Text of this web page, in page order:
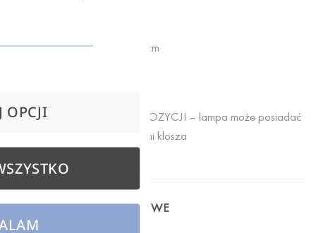
Maksymalna wysokość: 180 cm
OSTATNIA SZTUKA Z EKSPOZYCJI – lampa może posiadać
minimalne ślady na powierzchni klosza
INFORMACJE DODATKOWE
OPCJI